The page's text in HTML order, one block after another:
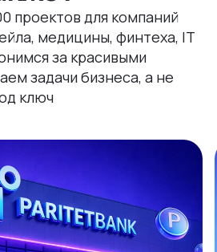
проектов для компаний
медицины, финтеха, IT
за красивыми
задачи бизнеса, а не
ключ